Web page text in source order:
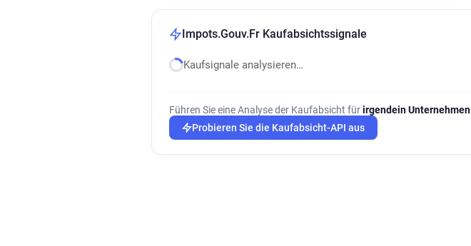
Impots.Gouv.Fr Kaufabsichtssignale
Kaufsignale analysieren…
Führen Sie eine Analyse der Kaufabsicht fürirgendein Unternehmen
Probieren Sie die Kaufabsicht-API aus